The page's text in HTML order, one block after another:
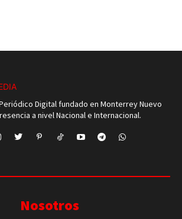
Digital fundado en Monterrey Nuevo
a nivel Nacional e Internacional.
Nosotros